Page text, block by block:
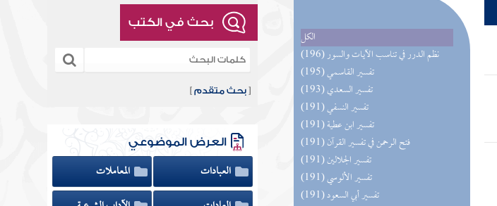
الكل
(196) نظم الدرر في تناسب الآيات والسور
(195) تفسير القاسمي
(193) تفسير السعدي
(191) تفسير النسفي
(191) تفسير ابن عطية
(191) فتح الرحمن في تفسير القرآن
(191) تفسير الجلالين
(191) تفسير الألوسي
(191) تفسير أبي السعود
بحث في الكتب
[بحث متقدم ]
العرض الموضوعي
العبادات
المعاملات